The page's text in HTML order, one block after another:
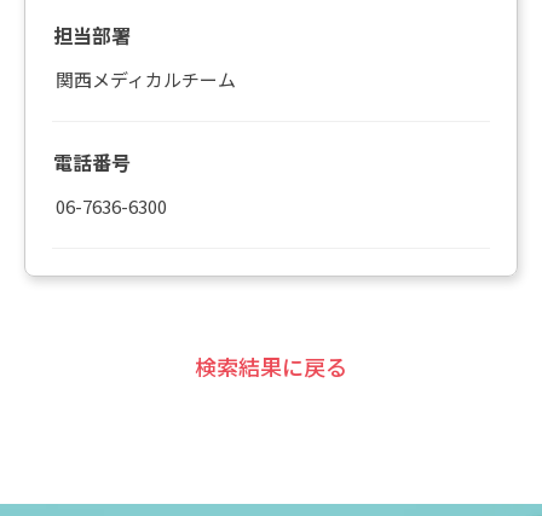
担当部署
関西メディカルチーム
電話番号
06-7636-6300
検索結果に戻る